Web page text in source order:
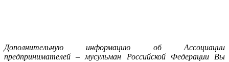
Дополнительную информацию об Ассоциации
предпринимателей – мусульман Российской Федерации Вы